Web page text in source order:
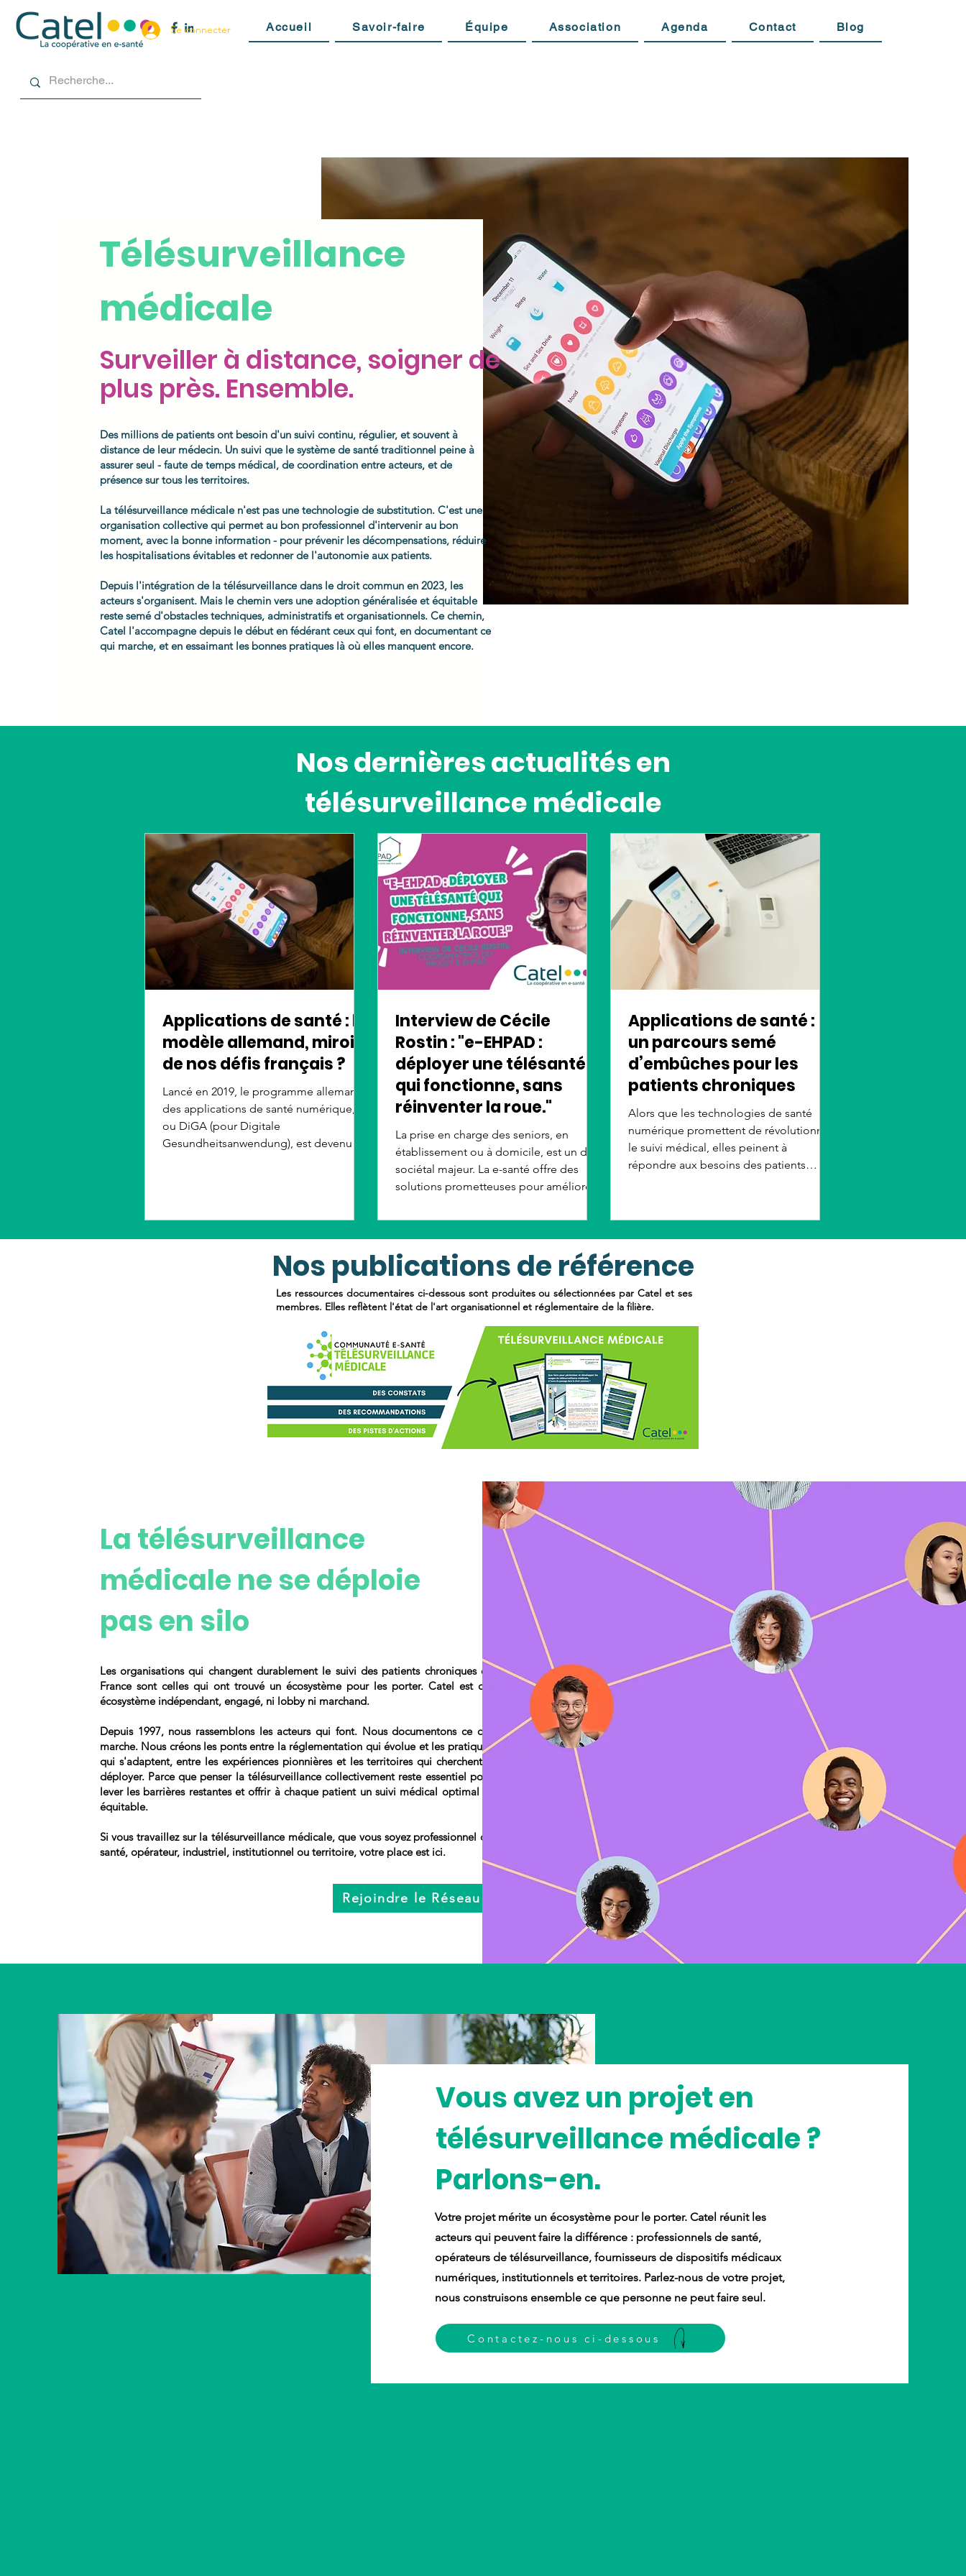
Se connecter Accueil Savoir-faire Équipe Association Agenda Contact Blog
Télésurveillance
médicale
Surveiller à distance, soigner de
plus près. Ensemble.
Des millions de patients ont besoin d'un suivi continu, régulier, et souvent à
distance de leur médecin. Un suivi que le système de santé traditionnel peine à
assurer seul - faute de temps médical, de coordination entre acteurs, et de
présence sur tous les territoires.
La télésurveillance médicale n'est pas une technologie de substitution. C'est une
organisation collective qui permet au bon professionnel d'intervenir au bon
moment, avec la bonne information - pour prévenir les décompensations, réduire
les hospitalisations évitables et redonner de l'autonomie aux patients.
Depuis l'intégration de la télésurveillance dans le droit commun en 2023, les
acteurs s'organisent. Mais le chemin vers une adoption généralisée et équitable
reste semé d'obstacles techniques, administratifs et organisationnels. Ce chemin,
Catel l'accompagne depuis le début en fédérant ceux qui font, en documentant ce
qui marche, et en essaimant les bonnes pratiques là où elles manquent encore.
Applications de santé : le
modèle allemand, miroir
de nos défis français ?
Lancé en 2019, le programme allemand
des applications de santé numérique,
ou DiGA (pour Digitale
Gesundheitsanwendung), est devenu un
questions de coût et d'efficacité,
inspirant l'Europe sans que la France ne
parvienne encore pleinement à l'imiter.
Interview de Cécile
Rostin : "e-EHPAD :
déployer une télésanté
qui fonctionne, sans
réinventer la roue."
La prise en charge des seniors, en
établissement ou à domicile, est un défi
sociétal majeur. La e-santé offre des
solutions prometteuses pour améliorer
Cependant, son déploiement efficace
rencontre des obstacles. Pour mieux
comprendre ces enjeux, interview de
Cécile Rostin de Catel. Elle nous
présente le projet collaboratif e-EHPAD,
une initiative clé pour accompagner le
secteur du grand âge dans sa transition
numérique.
Applications de santé :
un parcours semé
d’embûches pour les
patients chroniques
Alors que les technologies de santé
numérique promettent de révolutionner
le suivi médical, elles peinent à
répondre aux besoins des patients
coordonnées et trop nombreuses, les
en ont le plus besoin, d’après une étude
publiée dans la revue JAMA Network
Open.
Nos dernières actualités en
télésurveillance médicale
Nos publications de référence
Les ressources documentaires ci-dessous sont produites ou sélectionnées par Catel et ses
membres. Elles reflètent l'état de l'art organisationnel et réglementaire de la filière.
La télésurveillance
médicale ne se déploie
pas en silo
Les organisations qui changent durablement le suivi des patients chroniques en
France sont celles qui ont trouvé un écosystème pour les porter. Catel est cet
écosystème indépendant, engagé, ni lobby ni marchand.
Depuis 1997, nous rassemblons les acteurs qui font. Nous documentons ce qui
marche. Nous créons les ponts entre la réglementation qui évolue et les pratiques
qui s'adaptent, entre les expériences pionnières et les territoires qui cherchent à
déployer. Parce que penser la télésurveillance collectivement reste essentiel pour
lever les barrières restantes et offrir à chaque patient un suivi médical optimal et
équitable.
Si vous travaillez sur la télésurveillance médicale, que vous soyez professionnel de
santé, opérateur, industriel, institutionnel ou territoire, votre place est ici.
Rejoindre le Réseau
Vous avez un projet en
télésurveillance médicale ?
Parlons-en.
Votre projet mérite un écosystème pour le porter. Catel réunit les
acteurs qui peuvent faire la différence : professionnels de santé,
opérateurs de télésurveillance, fournisseurs de dispositifs médicaux
numériques, institutionnels et territoires. Parlez-nous de votre projet,
nous construisons ensemble ce que personne ne peut faire seul.
Contactez-nous ci-dessous